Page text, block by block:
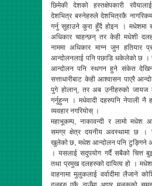
छिमेकी देशको हस्तक्षेपकारी
देशभित्र बस्नेहरुले देशभित्रकै
गर्नु सुहाउने कुरा हुँदै होइन । मधेशमा
अधिकार चाहन्छन् तर केही मधेशी
नाममा अधिकार माग्न जुन हतियार
आन्दोलनलाई पनि पछाडि धकेलेको छ ।
आन्दोलन पनि स्थगन हुने संकेत
सत्ताधारीबाट केही आश्वासन पाएरै
पुगे होलान्, तर अब उनीहरुको जायज
गर्नुहुन्न । मधेवादी दहरुपनि नेपाली नै
व्यवहार नगरियोस् ।
महाभूकम्प, नाकावन्दी र लामो मधेश
समग्र क्षेत्र दयनीय अवस्थामा छ ।
खुलेको छ, मधेश आन्दोलन पनि टुङ्गिने
। यसलाई सदुपयोग गर्दै सबैको चित्त
तथा प्रमुख दलहरुको दायित्व हो ।
वाहनामा मुलुकलाई वर्वादीमा लैजाने